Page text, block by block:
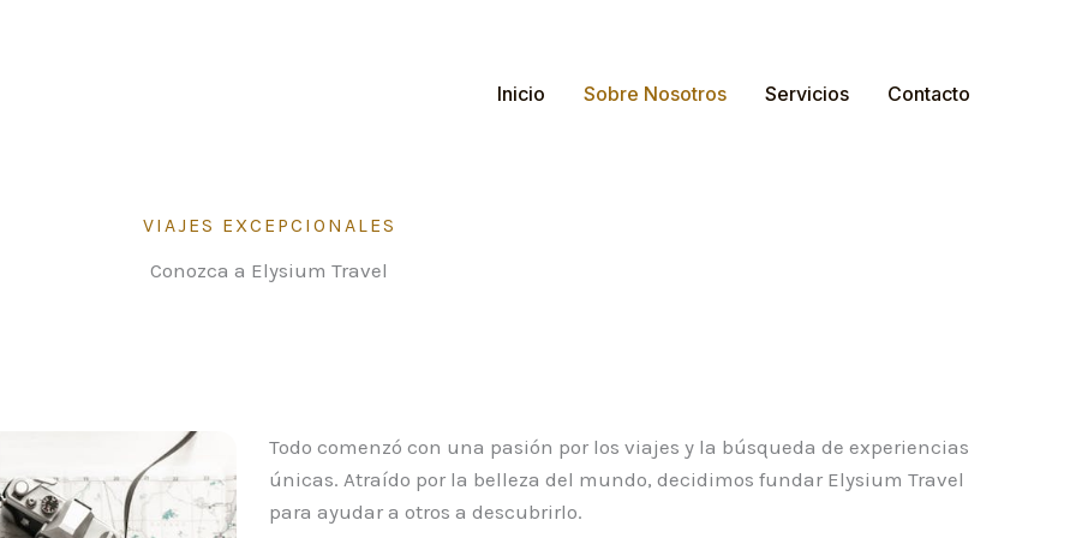
Inicio Sobre Nosotros Servicios Contacto
VIAJES EXCEPCIONALES
Conozca a Elysium Travel
Todo comenzó con una pasión por los viajes y la búsqueda de experiencias
únicas. Atraído por la belleza del mundo, decidimos fundar Elysium Travel
para ayudar a otros a descubrirlo.